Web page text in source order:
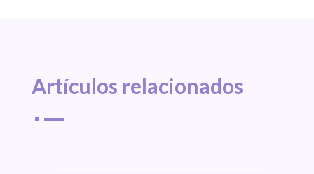
Artículos relacionados
^